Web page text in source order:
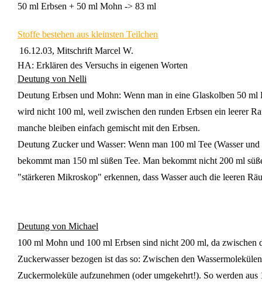
50 ml Erbsen + 50 ml Mohn -> 83 ml
Stoffe bestehen aus kleinsten Teilchen
16.12.03, Mitschrift Marcel W.
HA: Erklären des Versuchs in eigenen Worten
Deutung von Nelli
Deutung Erbsen und Mohn: Wenn man in eine Glaskolben 50
wird nicht 100 ml, weil zwischen den runden Erbsen ein leerer
manche bleiben einfach gemischt mit den Erbsen.
Deutung Zucker und Wasser: Wenn man 100 ml Tee (Wasser
bekommt man 150 ml süßen Tee. Man bekommt nicht 200 ml
"stärkeren Mikroskop" erkennen, dass Wasser auch die leeren
Deutung von Michael
100 ml Mohn und 100 ml Erbsen sind nicht 200 ml, da
Zuckerwasser bezogen ist das so: Zwischen den
Zuckermoleküle aufzunehmen (oder umgekehrt!). So werden